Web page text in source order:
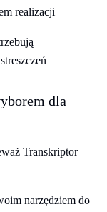
realizacji
dla
Transkriptor
narzędziem do